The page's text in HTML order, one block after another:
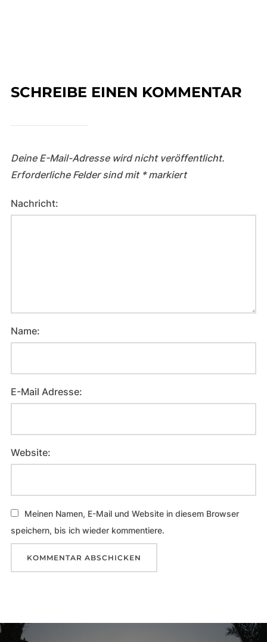
SCHREIBE EINEN KOMMENTAR
Deine E-Mail-Adresse wird nicht veröffentlicht.
Erforderliche Felder sind mit *markiert
Nachricht:
Name:
E-Mail Adresse:
Website:
Meinen Namen, E-Mail und Website in diesem Browser
speichern, bis ich wieder kommentiere.
Beitragsnavigation